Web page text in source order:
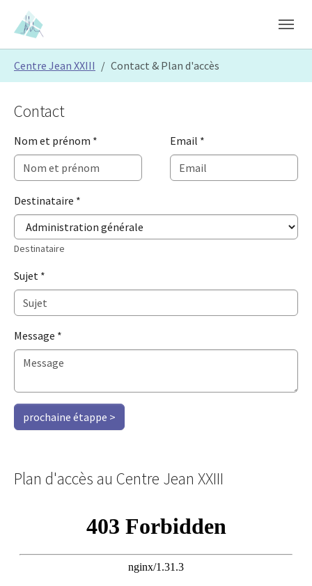
Skip to main content
Skip to page footer
Centre Jean XXIII Contact & Plan d'accès
Contact
Nom et prénom * Email *
Destinataire *
Destinataire
Sujet *
Message *
prochaine étappe >
Plan d'accès au Centre Jean XXIII